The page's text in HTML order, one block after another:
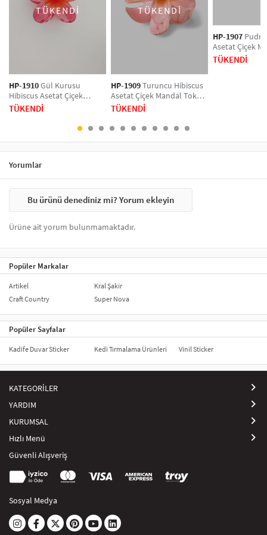
keşfedin!TÜKENDİ
HP-1910Gül Kurusu
Hibiscus Asetat Çiçek
Mandal Toka Orta Boy
TÜKENDİ
TÜKENDİ
HP-1909Turuncu Hibiscus
Asetat Çiçek Mandal Toka
Orta Boy
TÜKENDİ
HP-1907
Asetat Çiçek
Orta Boy
TÜKENDİ
Yorumlar
Bu ürünü denediniz mi? Yorum ekleyin
Ürüne ait yorum bulunmamaktadır.
Popüler Markalar
Artikel
Craft Country
Kral Şakir
Super Nova
Popüler Sayfalar
Kadife Duvar Sticker Kedi Tırmalama Ürünleri Vinil Sticker
KATEGORİLER
YARDIM
KURUMSAL
Hızlı Menü
Güvenli Alışveriş
Sosyal Medya